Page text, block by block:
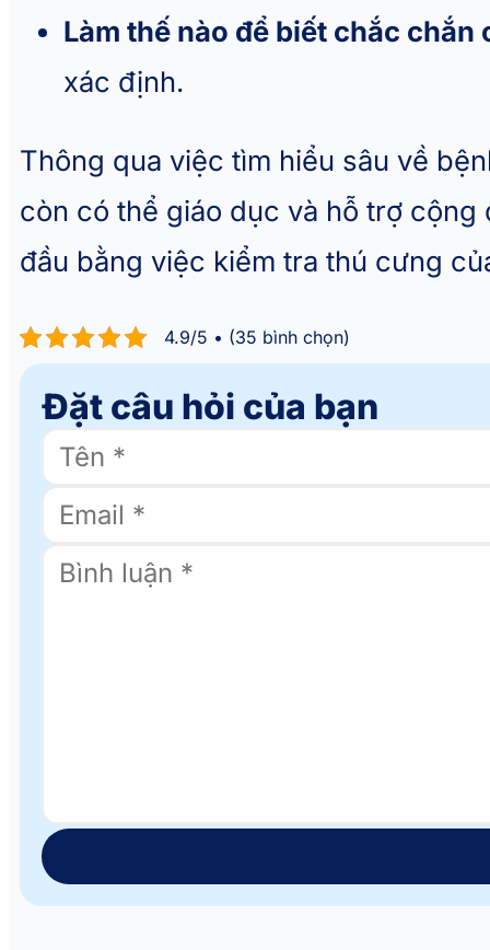
Làm thế nào để biết chắc
xác định.
Thông qua việc tìm hiểu sâu về
còn có thể giáo dục và hỗ trợ
đầu bằng việc kiểm tra thú cưng
4.9/5 • (35 bình chọn)
Đặt câu hỏi của bạn